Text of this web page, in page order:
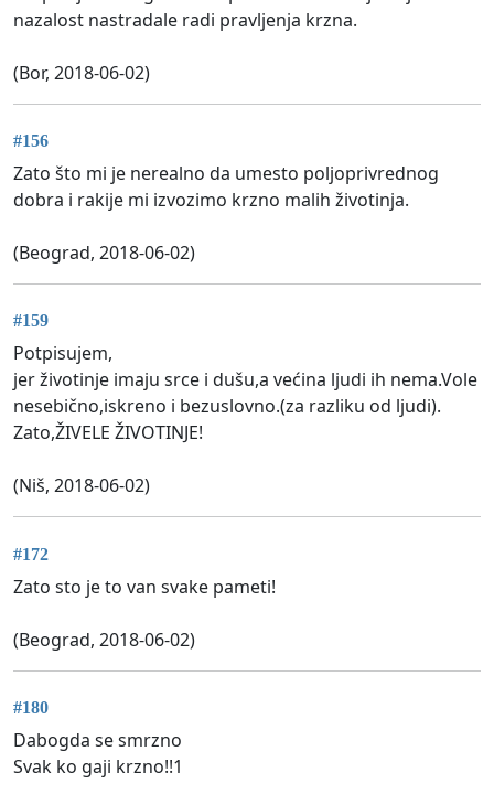
nazalost nastradale radi pravljenja krzna.
(Bor, 2018-06-02)
#156
Zato što mi je nerealno da umesto poljoprivrednog
dobra i rakije mi izvozimo krzno malih životinja.
(Beograd, 2018-06-02)
#159
Potpisujem,
jer životinje imaju srce i dušu,a većina ljudi ih nema.Vole
nesebično,iskreno i bezuslovno.(za razliku od ljudi).
Zato,ŽIVELE ŽIVOTINJE!
(Niš, 2018-06-02)
#172
Zato sto je to van svake pameti!
(Beograd, 2018-06-02)
#180
Dabogda se smrzno
Svak ko gaji krzno!!1